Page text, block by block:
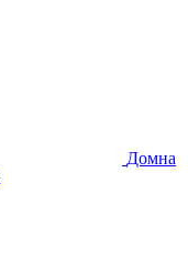
Домна